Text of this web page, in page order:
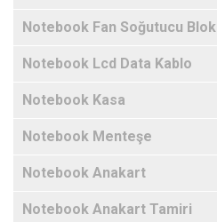
Notebook Fan Soğutucu Blok
Notebook Lcd Data Kablo
Notebook Kasa
Notebook Menteşe
Notebook Anakart
Notebook Anakart Tamiri